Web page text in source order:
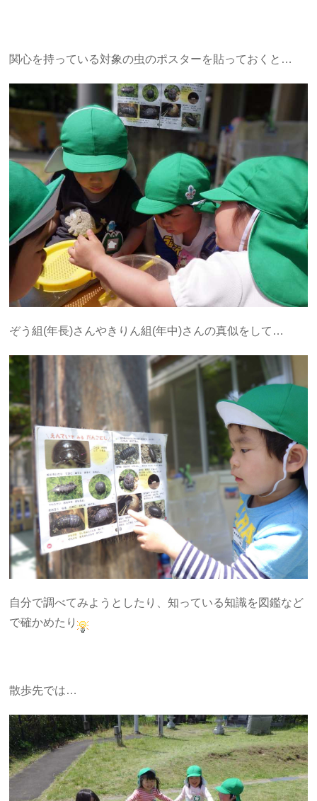
関心を持っている対象の虫のポスターを貼っておくと…
ぞう組(年長)さんやきりん組(年中)さんの真似をして…
自分で調べてみようとしたり、知っている知識を図鑑など
で確かめたり
散歩先では…